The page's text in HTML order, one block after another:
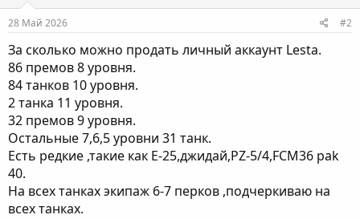
28 Май 2026 #2
За сколько можно продать личный аккаунт Lesta.
86 премов 8 уровня.
84 танков 10 уровня.
2 танка 11 уровня.
32 премов 9 уровня.
Остальные 7,6,5 уровни 31 танк.
Есть редкие ,такие как E-25,джидай,PZ-5/4,FCM36 pak
40.
На всех танках экипаж 6-7 перков ,подчеркиваю на
всех танках.